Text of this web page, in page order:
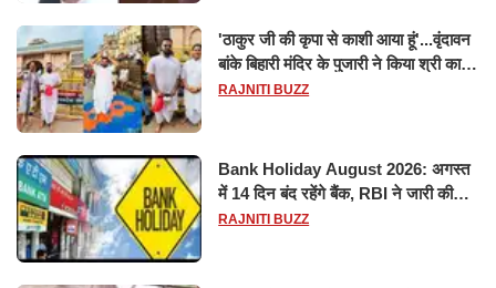
'ठाकुर जी की कृपा से काशी आया हूं'...वृंदावन
बांके बिहारी मंदिर के पुजारी ने किया श्री काशी
विश्वनाथ का जलाभिषेक
RAJNITI BUZZ
Bank Holiday August 2026: अगस्त
में 14 दिन बंद रहेंगे बैंक, RBI ने जारी की
छुट्टियों की लिस्ट​​​​​​​
RAJNITI BUZZ